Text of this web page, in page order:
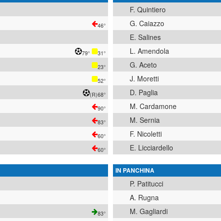
46°
79°
31°
23°
52°
(R)68°
90°
83°
60°
60°
83°
F. Quintiero
G. Caiazzo
E. Salines
L. Amendola
G. Aceto
J. Moretti
D. Paglia
M. Cardamone
M. Sernia
F. Nicoletti
E. Licciardello
IN PANCHINA
P. Patitucci
A. Rugna
M. Gagliardi